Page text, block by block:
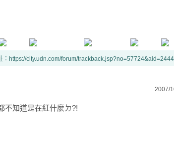
：https://city.udn.com/forum/
2007/
不知道是在紅什麼ㄉ?!